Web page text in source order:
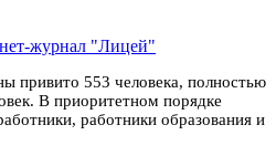
журнал "Лицей"
привито 553 человека, полностью
В приоритетном порядке
работники образования и